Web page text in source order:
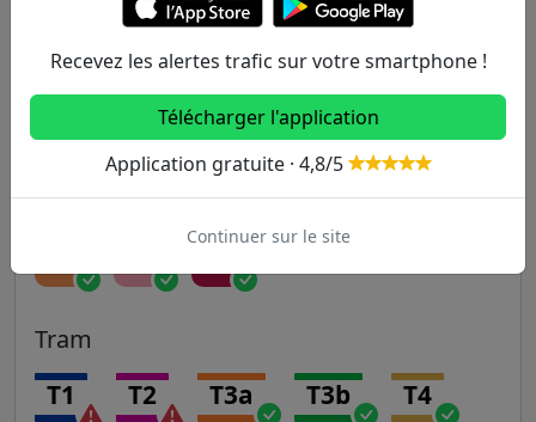
A B C D E
Transilien
H J K L N
Tram
T1 T2 T3a T3b T4
Recevez les alertes trafic sur votre smartphone !
Télécharger l'application
Application gratuite · 4,8/5
Continuer sur le site